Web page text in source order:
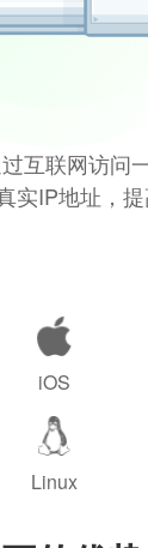
互联网访问
实IP地址，
iOS
Linux